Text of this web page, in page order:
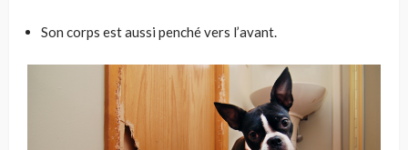
Son corps est aussi penché vers l’avant.